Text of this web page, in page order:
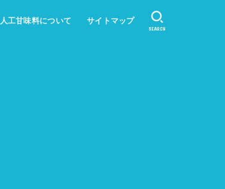
人工甘味料について サイトマップ
SEARCH